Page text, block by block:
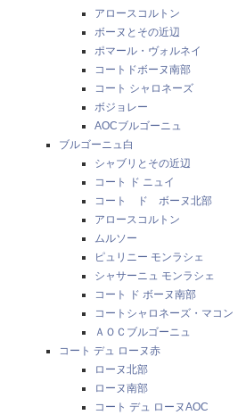
アロースコルトン
ボーヌとその近辺
ポマール・ヴォルネイ
コートドボーヌ南部
コート シャロネーズ
ボジョレー
AOCブルゴーニュ
ブルゴーニュ白
シャブリとその近辺
コート ド ニュイ
コート ド ボーヌ北部
アロースコルトン
ムルソー
ピュリニー モンラシェ
シャサーニュ モンラシェ
コート ド ボーヌ南部
コートシャロネーズ・マコン
ＡＯＣブルゴーニュ
コート デュ ローヌ赤
ローヌ北部
ローヌ南部
コート デュ ローヌAOC